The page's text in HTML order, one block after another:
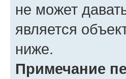
не может
является
ниже.
Примечание